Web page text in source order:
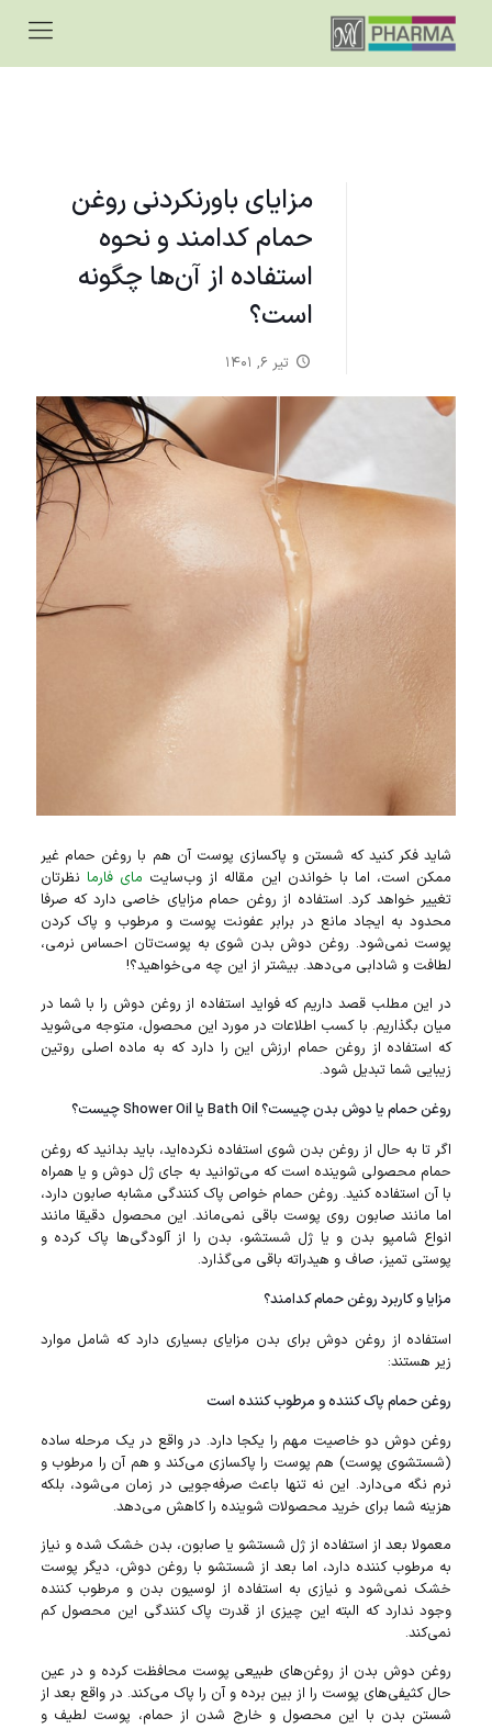
مزایای باورنکردنی روغن
حمام کدامند و نحوه
استفاده از آن‌ها چگونه
است؟
تیر ۶, ۱۴۰۱
شاید فکر کنید که شستن و پاکسازی پوست آن هم با روغن حمام غیر
ممکن است، اما با خواندن این مقاله از وب‌سایت مای فارما نظرتان
تغییر خواهد کرد. استفاده از روغن حمام مزایای خاصی دارد که صرفا
محدود به ایجاد مانع در برابر عفونت پوست و مرطوب و پاک کردن
پوست نمی‌شود. روغن دوش بدن شوی به پوست‌تان احساس نرمی،
لطافت و شادابی می‌دهد. بیشتر از این چه می‌خواهید؟!
در این مطلب قصد داریم که فواید استفاده از روغن دوش را با شما در
میان بگذاریم. با کسب اطلاعات در مورد این محصول، متوجه می‌شوید
که استفاده از روغن حمام ارزش این را دارد که به ماده اصلی روتین
زیبایی شما تبدیل شود.
روغن حمام یا دوش بدن چیست؟ Bath Oil یا Shower Oil چیست؟
اگر تا به حال از روغن بدن شوی استفاده نکرده‌اید، باید بدانید که روغن
حمام محصولی شوینده است که می‌توانید به جای ژل دوش و یا همراه
با آن استفاده کنید. روغن حمام خواص پاک کنندگی مشابه صابون دارد،
اما مانند صابون روی پوست باقی نمی‌ماند. این محصول دقیقا مانند
انواع شامپو بدن و یا ژل شستشو، بدن را از آلودگی‌ها پاک کرده و
پوستی تمیز، صاف و هیدراته باقی می‌گذارد.
مزایا و کاربرد روغن حمام کدامند؟
استفاده از روغن دوش برای بدن مزایای بسیاری دارد که شامل موارد
زیر هستند:
روغن حمام پاک‌ کننده و مرطوب‌ کننده است
روغن دوش دو خاصیت مهم را یکجا دارد. در واقع در یک مرحله ساده
(شستشوی پوست) هم پوست را پاکسازی می‌کند و هم آن را مرطوب و
نرم نگه می‌دارد. این نه تنها باعث صرفه‌جویی در زمان می‌شود، بلکه
هزینه شما برای خرید محصولات شوینده را کاهش می‌دهد.
معمولا بعد از استفاده از ژل شستشو یا صابون، بدن خشک شده و نیاز
به مرطوب‌ کننده دارد، اما بعد از شستشو با روغن دوش، دیگر پوست
خشک نمی‌شود و نیازی به استفاده از لوسیون بدن و مرطوب‌ کننده
وجود ندارد که البته این چیزی از قدرت پاک کنندگی این محصول کم
نمی‌کند.
روغن دوش بدن از روغن‌های طبیعی پوست محافظت کرده و در عین
حال کثیفی‌های پوست را از بین برده و آن را پاک می‌کند. در واقع بعد از
شستن بدن با این محصول و خارج شدن از حمام، پوست لطیف و